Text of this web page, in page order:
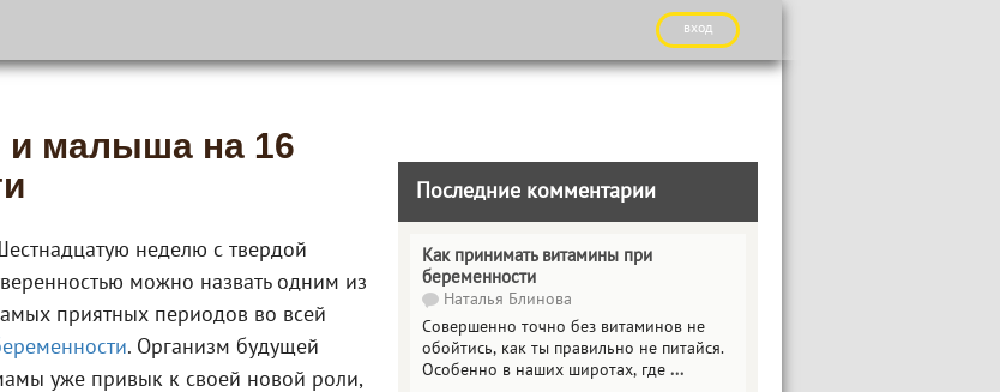
вход
малыша на 16
неделю с твердой
можно назвать одним из
приятных периодов во всей
. Организм будущей
уже привык к своей новой роли,
Последние комментарии
Как принимать витамины при
беременности
Наталья Блинова
Совершенно точно без витаминов не
обойтись, как ты правильно не питайся.
Особенно в наших широтах, где ...